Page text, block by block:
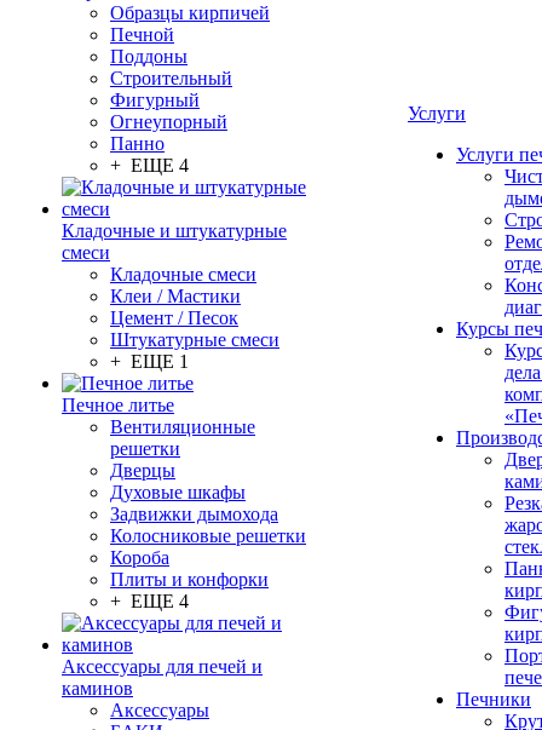
Образцы кирпичей
Печной
Поддоны
Строительный
Фигурный
Огнеупорный
Панно
+ ЕЩЕ 4
Кладочные и штукатурные
смеси
Кладочные смеси
Клеи / Мастики
Цемент / Песок
Штукатурные смеси
+ ЕЩЕ 1
Печное литье
Вентиляционные
решетки
Дверцы
Духовые шкафы
Задвижки дымохода
Колосниковые решетки
Короба
Плиты и конфорки
+ ЕЩЕ 4
Аксессуары для печей и
каминов
Аксессуары
Услуги
Услуги
Курсы
Печники